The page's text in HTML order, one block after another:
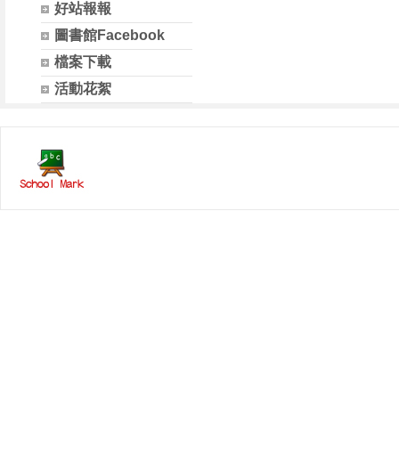
好站報報
圖書館Facebook
檔案下載
活動花絮